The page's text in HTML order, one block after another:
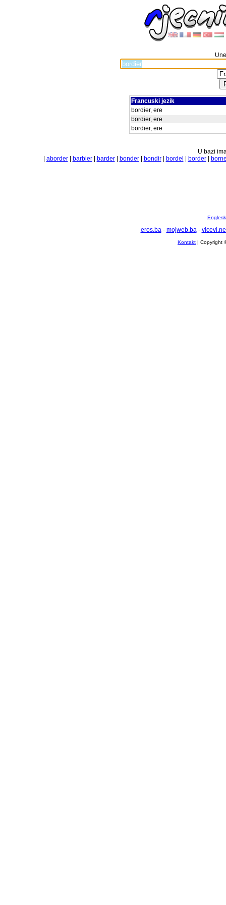
Francuski jezik
bordier, ere
bordier, ere
bordier, ere
U bazi
aborder| barbier| barder| bonder| bondir| bordel border|
eros.ba- mojweb.ba-
Kontakt | Copyright